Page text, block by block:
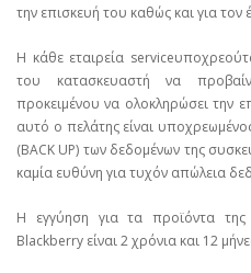
την επισκευή του καθώς και για τον
Η κάθε εταιρεία
του κατασκευαστή να
προκειμένου να ολοκληρώσει την
αυτό ο πελάτης είναι
(BACK UP) των δεδομένων της
καμία ευθύνη για τυχόν απώλεια
Η εγγύηση για τα προϊόντα της
Blackberry είναι 2 χρόνια και 12